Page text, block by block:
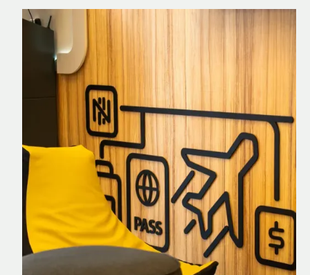
Nomad Explorer
Cartão de crédito brasileiro com cashback
em dólar